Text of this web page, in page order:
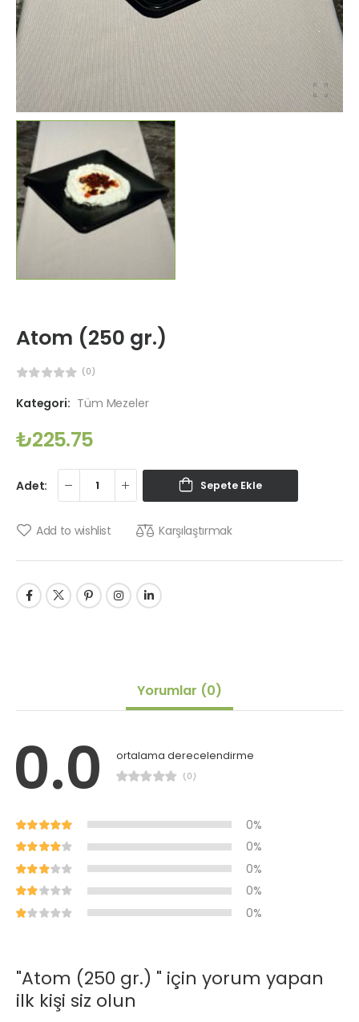
Atom (250 gr.)
(0)
Kategori: Tüm Mezeler
₺225.75
Adet: Sepete Ekle
Add to wishlist Karşılaştırmak
Yorumlar (0)
0.0 ortalama derecelendirme
(0)
0%
0%
0%
0%
0%
"Atom (250 gr.) " için yorum yapan
ilk kişi siz olun